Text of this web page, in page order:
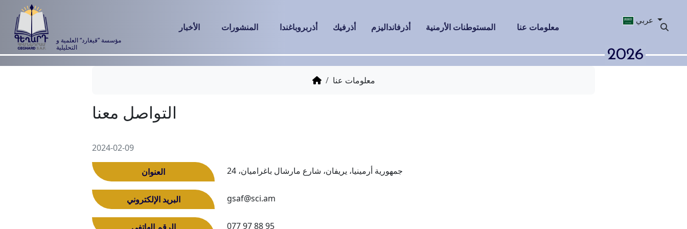
مؤسسة ”قيغارد“ العلمية و
التحليلية
الأخبار المنشورات أذربروباغندا أذرفيك أذرفانداليزم المستوطنات الأرمنية معلومات عنا
عربي
2026
معلومات عنا
التواصل معنا2024-02-09
العنوان جمهورية أرمينيا، يريفان، شارع مارشال باغراميان، 24
البريد الإلكتروني gsaf@sci.am
077 97 88 95